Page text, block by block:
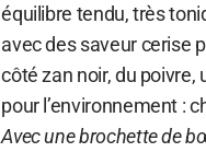
équilibre tendu, très
avec des saveur cerise
côté zan noir, du
pour l’environnement :
Avec une brochette de